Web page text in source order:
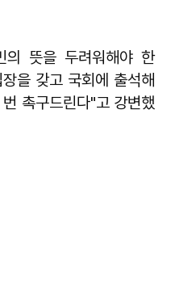
의 뜻을 두려워해야 한
을 갖고 국회에 출석해
촉구드린다"고 강변했